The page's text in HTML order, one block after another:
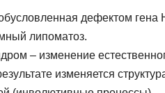
дефектом
липоматоз.
– изменение
изменяется